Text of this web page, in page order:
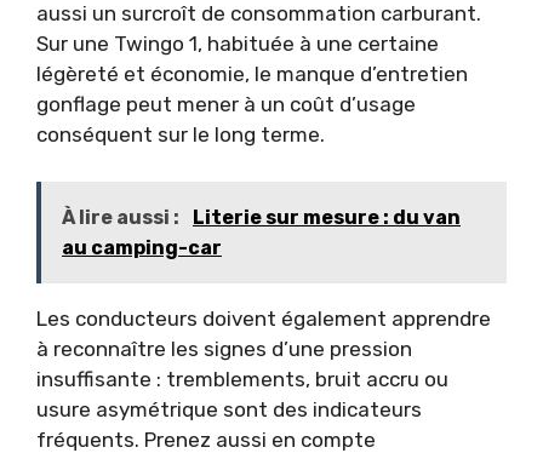
aussi un surcroît de consommation carburant.
Sur une Twingo 1, habituée à une certaine
légèreté et économie, le manque d’entretien
gonflage peut mener à un coût d’usage
conséquent sur le long terme.
À lire aussi :
Literie sur mesure : du van
au camping-car
Les conducteurs doivent également apprendre
à reconnaître les signes d’une pression
insuffisante : tremblements, bruit accru ou
usure asymétrique sont des indicateurs
fréquents. Prenez aussi en compte